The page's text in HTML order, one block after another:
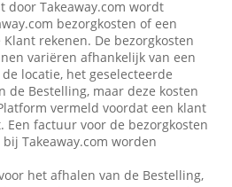
door Takeaway.com wordt
bezorgkosten of een
rekenen. De bezorgkosten
variëren afhankelijk van een
locatie, het geselecteerde
de Bestelling, maar deze kosten
vermeld voordat een klant
Een factuur voor de bezorgkosten
Takeaway.com worden
het afhalen van de Bestelling,